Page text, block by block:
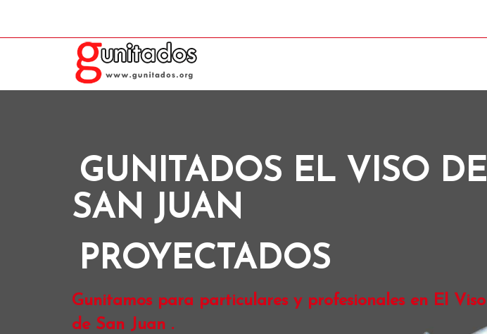
GUNITADOS EL VISO DE
SAN JUAN
PROYECTADOS
Gunitamos para particulares y profesionales en El Viso
de San Juan .